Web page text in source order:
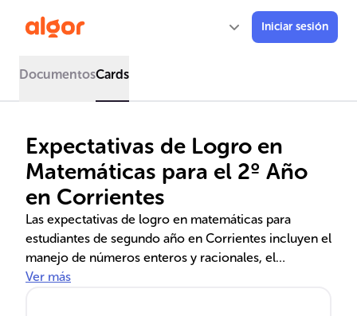
Iniciar sesión
DocumentosCards
Expectativas de Logro en
Matemáticas para el 2º Año
en Corrientes
Las expectativas de logro en matemáticas para
estudiantes de segundo año en Corrientes incluyen el
manejo de números enteros y racionales, el
desarrollo de habilidades en álgebra y funciones, y la
Ver más